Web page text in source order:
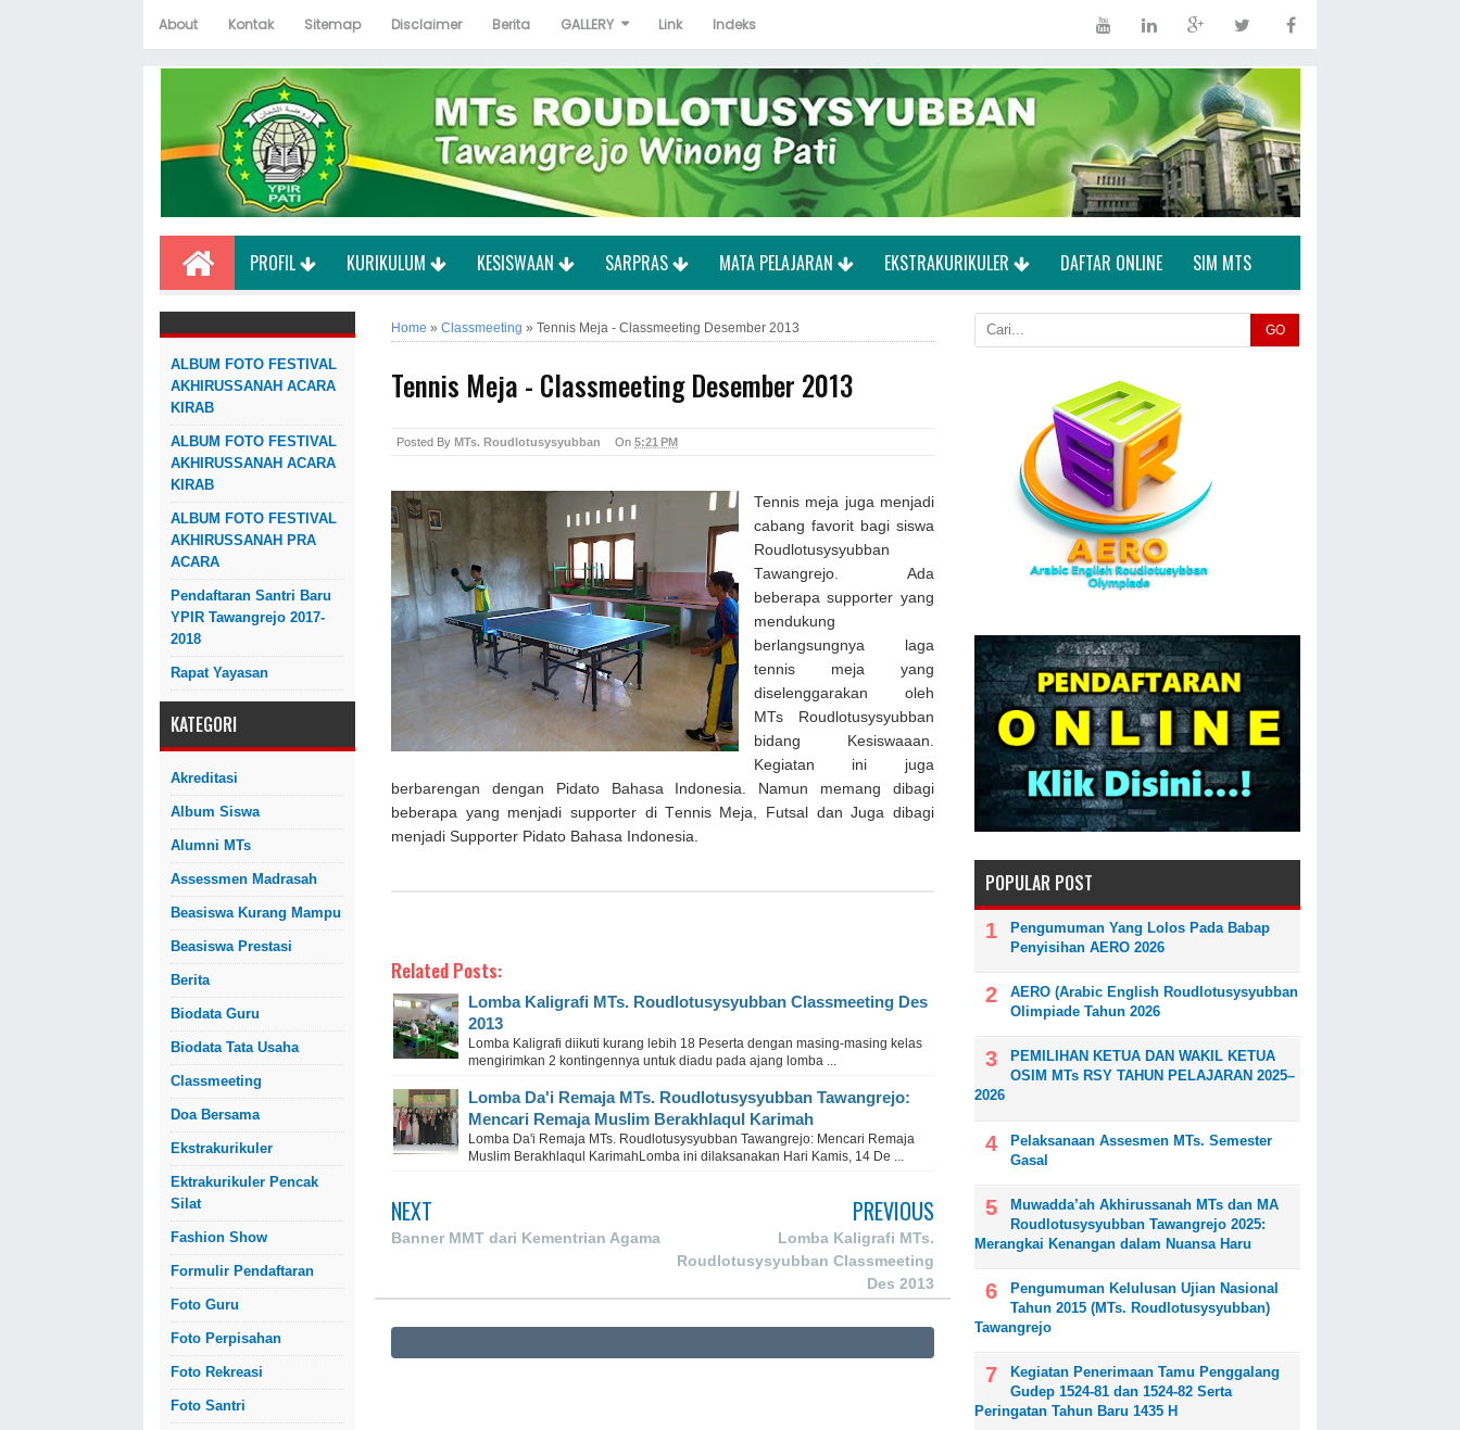
About Kontak Sitemap Disclaimer Berita GALLERY Link Indeks
PROFIL KURIKULUM KESISWAAN SARPRAS MATA PELAJARAN EKSTRAKURIKULER DAFTAR ONLINE SIM MTS
ALBUM FOTO FESTIVAL
AKHIRUSSANAH ACARA
KIRAB
ALBUM FOTO FESTIVAL
AKHIRUSSANAH ACARA
KIRAB
ALBUM FOTO FESTIVAL
AKHIRUSSANAH PRA
ACARA
Pendaftaran Santri Baru
YPIR Tawangrejo 2017-
2018
Rapat Yayasan
KATEGORI
Akreditasi
Album Siswa
Alumni MTs
Assessmen Madrasah
Beasiswa Kurang Mampu
Beasiswa Prestasi
Berita
Biodata Guru
Biodata Tata Usaha
Classmeeting
Doa Bersama
Ekstrakurikuler
Ektrakurikuler Pencak
Silat
Fashion Show
Formulir Pendaftaran
Foto Guru
Foto Perpisahan
Foto Rekreasi
Foto Santri
Home » Classmeeting » Tennis Meja - Classmeeting Desember 2013
Tennis Meja - Classmeeting Desember 2013
Posted By MTs. Roudlotusysyubban On 5:21 PM
Tennis meja juga menjadi
cabang favorit bagi siswa
Roudlotusysyubban
Tawangrejo. Ada
beberapa supporter yang
mendukung
berlangsungnya laga
tennis meja yang
diselenggarakan oleh
MTs Roudlotusysyubban
bidang Kesiswaaan.
Kegiatan ini juga
berbarengan dengan Pidato Bahasa Indonesia. Namun memang dibagi
beberapa yang menjadi supporter di Tennis Meja, Futsal dan Juga dibagi
menjadi Supporter Pidato Bahasa Indonesia.
Related Posts:
Lomba Kaligrafi MTs. Roudlotusysyubban Classmeeting Des
2013
Lomba Kaligrafi diikuti kurang lebih 18 Peserta dengan masing-masing kelas
mengirimkan 2 kontingennya untuk diadu pada ajang lomba ...
Lomba Da'i Remaja MTs. Roudlotusysyubban Tawangrejo:
Mencari Remaja Muslim Berakhlaqul Karimah
Lomba Da'i Remaja MTs. Roudlotusysyubban Tawangrejo: Mencari Remaja
Muslim Berakhlaqul KarimahLomba ini dilaksanakan Hari Kamis, 14 De ...
NEXT
Banner MMT dari Kementrian Agama
PREVIOUS
Lomba Kaligrafi MTs.
Roudlotusysyubban Classmeeting
Des 2013
GO
POPULAR POST
Pengumuman Yang Lolos Pada Babap
Penyisihan AERO 2026
AERO (Arabic English Roudlotusysyubban
Olimpiade Tahun 2026
PEMILIHAN KETUA DAN WAKIL KETUA
OSIM MTs RSY TAHUN PELAJARAN 2025–
2026
Pelaksanaan Assesmen MTs. Semester
Gasal
Muwadda’ah Akhirussanah MTs dan MA
Roudlotusysyubban Tawangrejo 2025:
Merangkai Kenangan dalam Nuansa Haru
Pengumuman Kelulusan Ujian Nasional
Tahun 2015 (MTs. Roudlotusysyubban)
Tawangrejo
Kegiatan Penerimaan Tamu Penggalang
Gudep 1524-81 dan 1524-82 Serta
Peringatan Tahun Baru 1435 H